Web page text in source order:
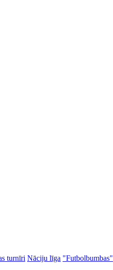
turnīri Nāciju līga "Futbolbumbas"